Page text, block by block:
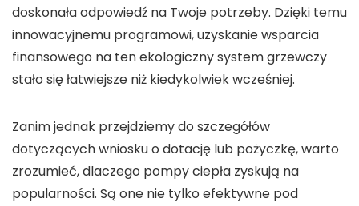
doskonała odpowiedź na Twoje potrzeby. Dzięki temu
innowacyjnemu programowi, uzyskanie wsparcia
finansowego na ten ekologiczny system grzewczy
stało się łatwiejsze niż kiedykolwiek wcześniej.
Zanim jednak przejdziemy do szczegółów
dotyczącychwnioskuo dotację lub pożyczkę, warto
zrozumieć, dlaczego pompy ciepła zyskują na
popularności. Są one nie tylko efektywne pod